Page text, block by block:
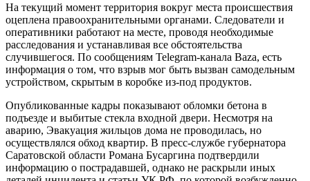
На текущий момент территория вокруг места происшествия
оцеплена правоохранительными органами. Следователи и
оперативники работают на месте, проводя необходимые
расследования и устанавливая все обстоятельства
случившегося. По сообщениям Telegram-канала Baza, есть
информация о том, что взрыв мог быть вызван самодельным
устройством, скрытым в коробке из-под продуктов.
Опубликованные кадры показывают обломки бетона в
подъезде и выбитые стекла входной двери. Несмотря на
аварию, Эвакуация жильцов дома не проводилась, но
осуществлялся обход квартир. В пресс-службе губернатора
Саратовской области Романа Бусаргина подтвердили
информацию о пострадавшей, однако не раскрыли иных